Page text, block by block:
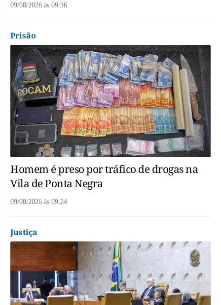
09/08/2026 às 09:36
Prisão
Homem é preso por tráfico de drogas na
Vila de Ponta Negra
09/08/2026 às 09:24
Justiça